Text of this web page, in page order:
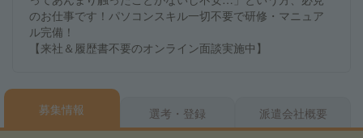
のお仕事です！パソコンスキル一切不要で研修・マニュア
ル完備！
【来社＆履歴書不要のオンライン面談実施中】
募集情報 選考・登録 派遣会社概要